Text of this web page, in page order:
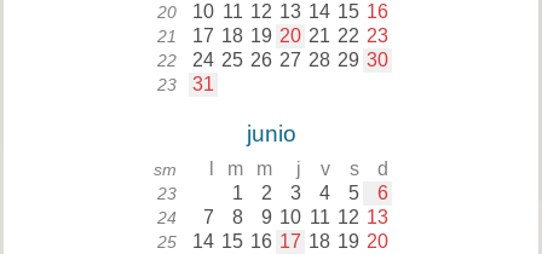
20 10 11 12 13 14 15 16
21 17 18 19 20 21 22 23
22 24 25 26 27 28 29 30
23 31
junio
sm m m j v s d
23 1 2 3 4 5 6
24 7 8 9 10 11 12 13
25 14 15 16 17 18 19 20